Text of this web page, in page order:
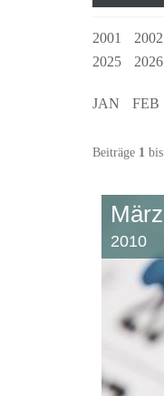
2001 2002
2025
2026
JAN FEB
Beiträge 1 bis
März
2010